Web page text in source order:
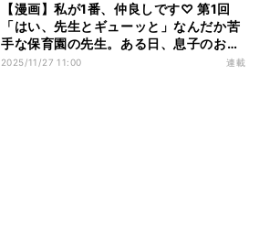
【漫画】私が1番、仲良しです♡ 第1回
「はい、先生とギューッと」なんだか苦
手な保育園の先生。ある日、息子のお迎
えに行くと…?
2025/11/27 11:00 連載